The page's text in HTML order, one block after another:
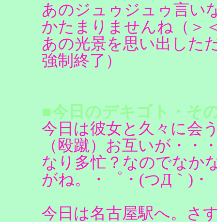
あのジュゥジュゥ言い
かたまりませんね（＞
あの光景を思い出し
強制終了）
■今日のデキゴト・そ
今日は彼女と久々に会
（殴蹴）お互いが・・
なり多忙？なのでなか
がね。・゜・(つД｀)・
今日は名古屋駅へ。さ